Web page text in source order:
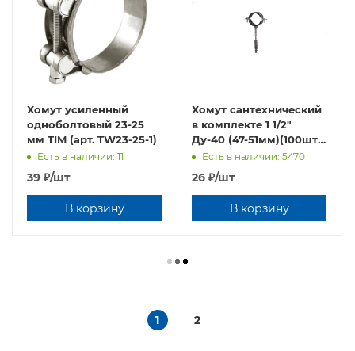
Хомут усиленный
oднoбoлтовый 23-25
мм TIM (арт. TW23-25-1)
Есть в наличии: 11
39 ₽/шт
В корзину
Хомут сантехнический
в комплекте 1 1/2"
Ду-40 (47-51мм)(100шт в
упаковке)
Есть в наличии: 5470
26 ₽/шт
В корзину
1 2